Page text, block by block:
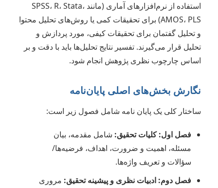
استفاده از نرم‌افزارهای آماری (مانند SPSS، R، Stata،
AMOS، PLS) برای تحقیقات کمی یا روش‌های تحلیل محتوا
و تحلیل گفتمان برای تحقیقات کیفی، مورد پردازش و
تحلیل قرار می‌گیرند. تفسیر نتایج تحلیل‌ها باید با دقت و بر
اساس چارچوب نظری پژوهش انجام شود.
نگارش بخش‌های اصلی پایان‌نامه
ساختار کلی یک پایان نامه شامل فصول زیر است:
فصل اول: کلیات تحقیق: شامل مقدمه، بیان
مسئله، اهمیت و ضرورت، اهداف، فرضیه‌ها/
سؤالات و تعریف واژه‌ها.
فصل دوم: ادبیات نظری و پیشینه تحقیق: مروری